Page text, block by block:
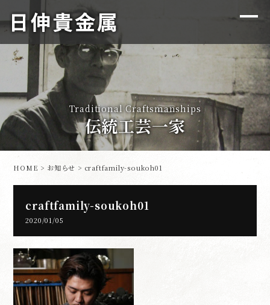
Traditional Craftsmanships
伝統工芸一家
HOME > お知らせ > craftfamily-soukoh01
craftfamily-soukoh01
2020/01/05